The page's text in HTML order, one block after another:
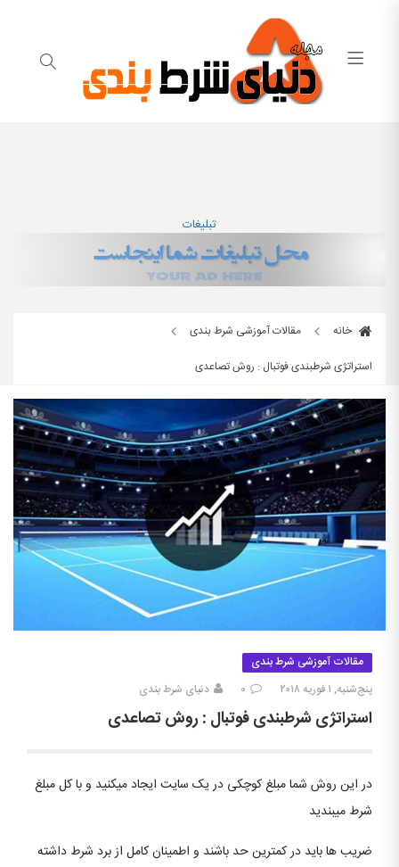
تبلیغات
خانه
مقالات آموزشی شرط بندی
استراتژی شرطبندی فوتبال : روش تصاعدی
مقالات آموزشی شرط بندی
پنج‌شنبه, ۱ فوریه ۲۰۱۸
۰ دنیای شرط بندی
استراتژی شرطبندی فوتبال : روش تصاعدی
در این روش شما مبلغ کوچکی در یک سایت ایجاد میکنید و با کل مبلغ
شرط میبندید
ضریب ها باید در کمترین حد باشند و اطمینان کامل از برد شرط داشته